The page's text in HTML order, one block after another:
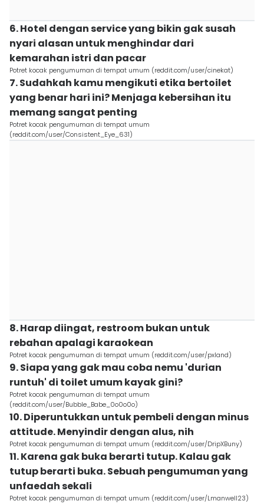
6. Hotel dengan service yang bikin gak susah
nyari alasan untuk menghindar dari
kemarahan istri dan pacar
Potret kocak pengumuman di tempat umum (reddit.com/user/cinekat)
7. Sudahkah kamu mengikuti etika bertoilet
yang benar hari ini? Menjaga kebersihan itu
memang sangat penting
Potret kocak pengumuman di tempat umum
(reddit.com/user/Consistent_Eye_631)
8. Harap diingat, restroom bukan untuk
rebahan apalagi karaokean
Potret kocak pengumuman di tempat umum (reddit.com/user/pxland)
9. Siapa yang gak mau coba nemu 'durian
runtuh' di toilet umum kayak gini?
Potret kocak pengumuman di tempat umum
(reddit.com/user/Bubble_Babe_0o0o0o)
10. Diperuntukkan untuk pembeli dengan minus
attitude. Menyindir dengan alus, nih
Potret kocak pengumuman di tempat umum (reddit.com/user/DripXBuny)
11. Karena gak buka berarti tutup. Kalau gak
tutup berarti buka. Sebuah pengumuman yang
unfaedah sekali
Potret kocak pengumuman di tempat umum (reddit.com/user/Lmanwell23)